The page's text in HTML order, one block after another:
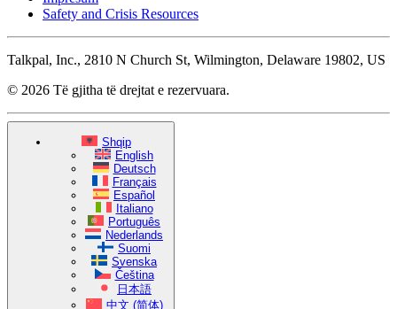
Safety and Crisis Resources
Talkpal, Inc., 2810 N Church St, Wilmington, Delaware 19802, US
© 2026 Të gjitha të drejtat e rezervuara.
Shqip
English
Deutsch
Français
Español
Italiano
Português
Nederlands
Suomi
Svenska
Čeština
日本語
中文 (简体)